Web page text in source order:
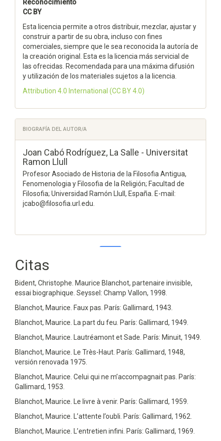
Reconocimiento
CC BY
Esta licencia permite a otros distribuir, mezclar, ajustar y
construir a partir de su obra, incluso con fines
comerciales, siempre que le sea reconocida la autoría de
la creación original. Esta es la licencia más servicial de
las ofrecidas. Recomendada para una máxima difusión
y utilización de los materiales sujetos a la licencia.
Attribution 4.0 International (CC BY 4.0)
BIOGRAFÍA DEL AUTOR/A
Joan Cabó Rodríguez, La Salle - Universitat
Ramon Llull
Profesor Asociado de Historia de la Filosofia Antigua,
Fenomenologia y Filosofia de la Religión; Facultad de
Filosofia; Universidad Ramón Llull, España. E-mail:
jcabo@filosofia.url.edu.
The Gaze into the Abyss. Rereadings of the Myth of
Orpheus in the Work of Maurice Blanchot.Open Insight,
10.23924/oi.v15i35.651
Citas
Bident, Christophe. Maurice Blanchot, partenaire invisible,
essai biographique. Seyssel: Champ Vallon, 1998.
Blanchot, Maurice. Faux pas. París: Gallimard, 1943.
Blanchot, Maurice. La part du feu. París: Gallimard, 1949.
Blanchot, Maurice. Lautréamont et Sade. París: Minuit, 1949.
Blanchot, Maurice. Le Très-Haut. París: Gallimard, 1948,
versión renovada 1975.
Blanchot, Maurice. Celui qui ne m’accompagnait pas. París:
Gallimard, 1953.
Blanchot, Maurice. Le livre à venir. París: Gallimard, 1959.
Blanchot, Maurice. L’attente l’oubli. París: Gallimard, 1962.
Blanchot, Maurice. L’entretien infini. París: Gallimard, 1969.